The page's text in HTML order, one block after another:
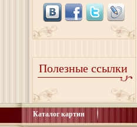
Полезные ссылки
Каталог картин